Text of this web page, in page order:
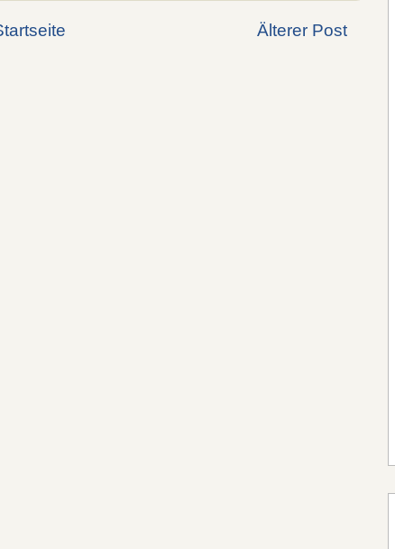
Älterer Post